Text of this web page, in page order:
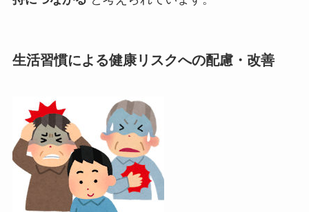
生活習慣による健康リスクへの配慮・改善